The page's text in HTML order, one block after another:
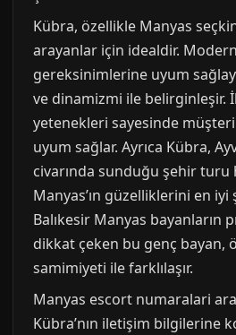
Kübra, özellikle Manyas
arayanlar için idealdir.
gereksinimlerine uyum
ve dinamizmi ile belirginleşir.
yetenekleri sayesinde
uyum sağlar. Ayrıca Kübra,
civarında sunduğu şehir
Manyas’ın güzelliklerini en iyi
Balıkesir Manyas bayanların
dikkat çeken bu genç bayan,
samimiyeti ile farklılaşır.
Manyas escort numaralari
Kübra’nın iletişim bilgilerine